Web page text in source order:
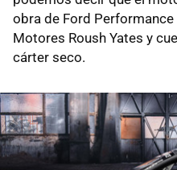
obra de Ford
Motores Roush Yates y
cárter seco.